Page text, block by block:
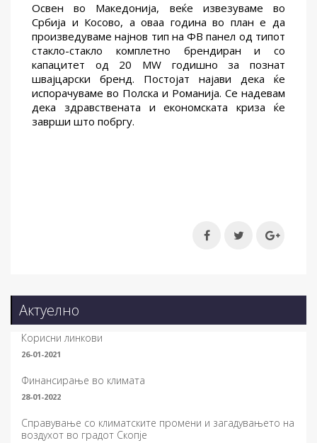
Освен во Македонија, веќе извезуваме во
Србија и Косово, а оваа година во план е да
произведуваме најнов тип на ФВ панел од типот
стакло-стакло комплетно брендиран и со
капацитет од 20 MW годишно за познат
швајцарски бренд. Постојат најави дека ќе
испорачуваме во Полска и Романија. Се надевам
дека здравствената и економската криза ќе
заврши што побргу.
Актуелно
Корисни линкови
26-01-2021
Финансирање во климата
28-01-2022
Справување со климатските промени и загадувањето на
воздухот во градот Скопје